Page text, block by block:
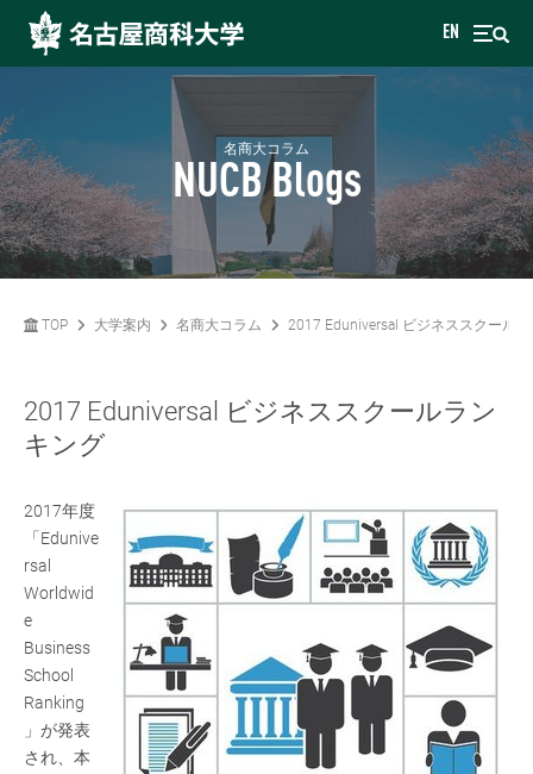
EN
名商大コラム
NUCB Blogs
TOP 大学案内 名商大コラム 2017 Eduniversal ビジネススクール
2017 Eduniversal ビジネススクールラン
キング
2017年度
「Edunive
rsal
Worldwid
e
Business
School
Ranking
」が発表
され、本